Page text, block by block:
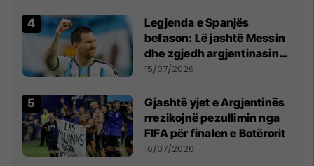
Legjenda e Spanjës
befason: Lë jashtë Messin
dhe zgjedh argjentinasin
më të mirë në botë
15/07/2026
Gjashtë yjet e Argjentinës
rrezikojnë pezullimin nga
FIFA për finalen e Botërorit
16/07/2026